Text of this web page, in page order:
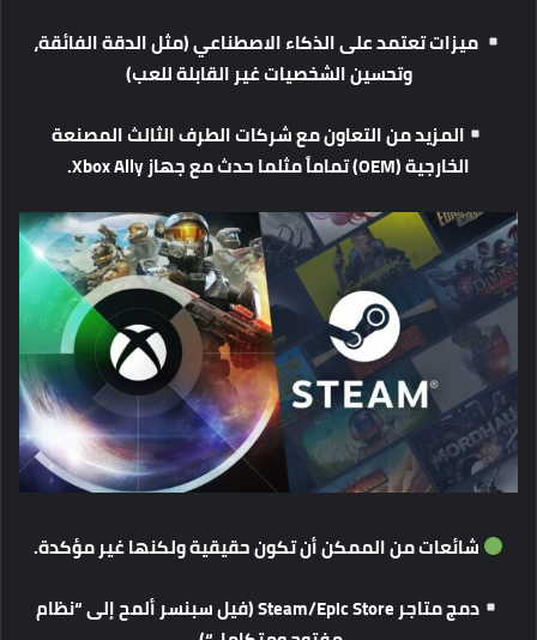
ميزاتتعتمدعلىالذكاءالاصطناعي(مثلالدقةالفائقة،
وتحسينالشخصياتغيرالقابلةللعب)
المزيدمنالتعاونمعشركاتالطرفالثالثالمصنعة
الخارجية(OEM) تماماًمثلماحدثمعجهاز
شائعاتمنالممكنأنتكونحقيقيةولكنهاغيرمؤكدة.
دمجمتاجرSteam/Epic Store ( فيلسبنسرألمحإلى“نظام